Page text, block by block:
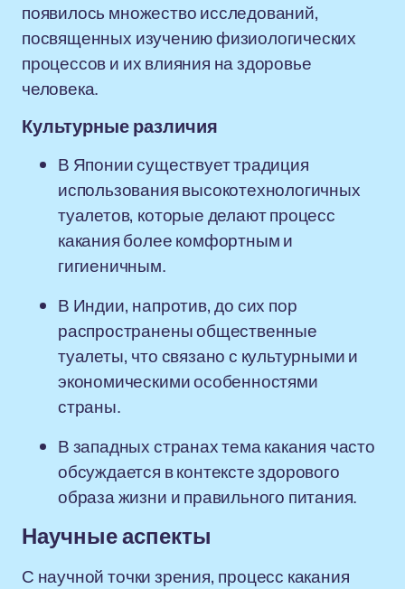
появилось множество исследований,
посвященных изучению физиологических
процессов и их влияния на здоровье
человека.
Культурные различия
В Японии существует традиция
использования высокотехнологичных
туалетов, которые делают процесс
какания более комфортным и
гигиеничным.
В Индии, напротив, до сих пор
распространены общественные
туалеты, что связано с культурными и
экономическими особенностями
страны.
В западных странах тема какания часто
обсуждается в контексте здорового
образа жизни и правильного питания.
Научные аспекты
С научной точки зрения, процесс какания